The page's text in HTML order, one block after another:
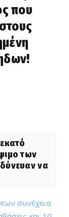
που
των
να
συνέχεια